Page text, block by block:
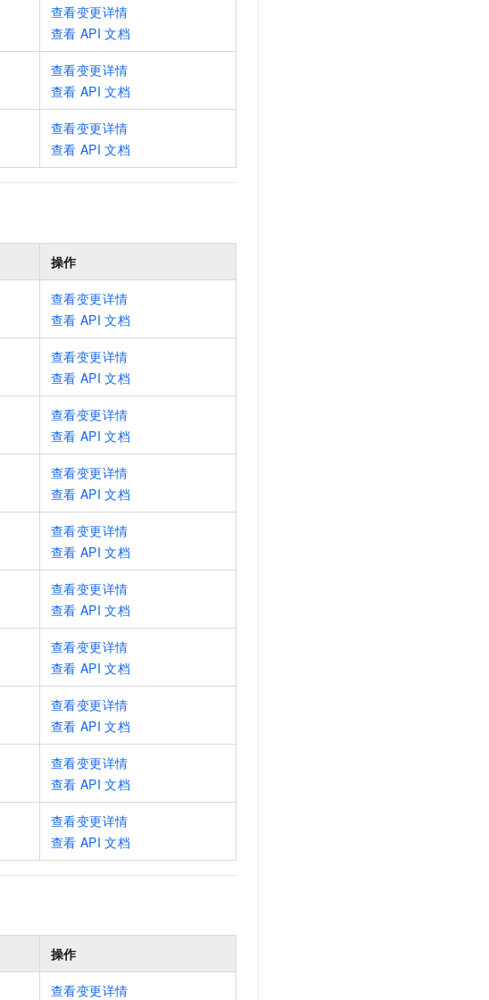
查看变更详情
查看 API 文档
查看变更详情
查看 API 文档
查看变更详情
查看 API 文档
操作
查看变更详情
查看 API 文档
查看变更详情
查看 API 文档
查看变更详情
查看 API 文档
查看变更详情
查看 API 文档
查看变更详情
查看 API 文档
查看变更详情
查看 API 文档
查看变更详情
查看 API 文档
查看变更详情
查看 API 文档
查看变更详情
查看 API 文档
查看变更详情
查看 API 文档
操作
查看变更详情